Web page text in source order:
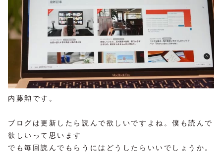
内藤勲です。
ブログは更新したら読んで欲しいですよね。僕も読んで
欲しいって思います
でも毎回読んでもらうにはどうしたらいいでしょうか。